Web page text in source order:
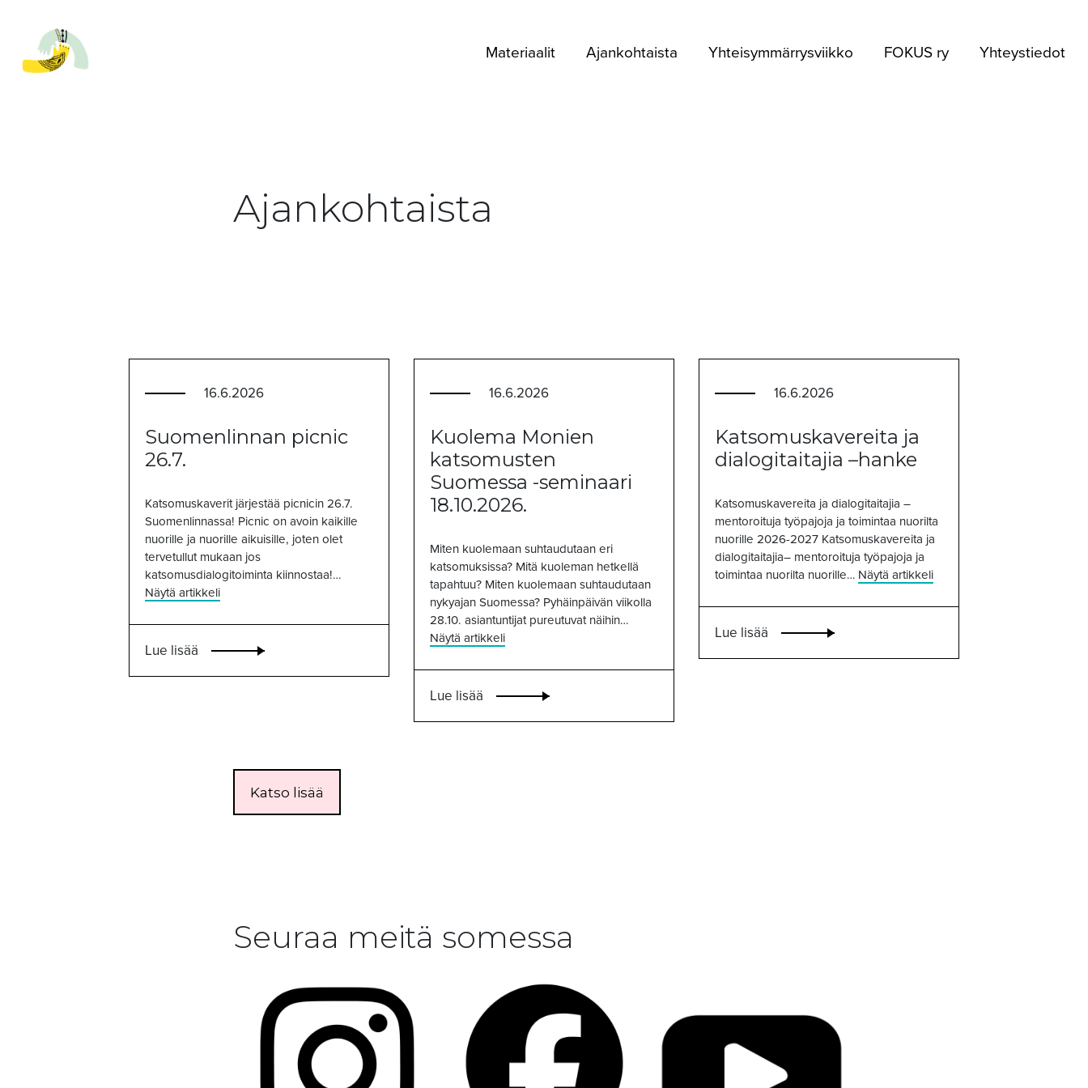
Materiaalit Ajankohtaista Yhteisymmärrysviikko FOKUS ry Yhteystiedot
Ajankohtaista
16.6.2026
Suomenlinnan picnic
26.7.
Katsomuskaverit järjestää picnicin 26.7.
Suomenlinnassa! Picnic on avoin kaikille
nuorille ja nuorille aikuisille, joten olet
tervetullut mukaan jos
katsomusdialogitoiminta kiinnostaa!…
Näytä artikkeli
Lue lisää
16.6.2026
Kuolema Monien
katsomusten
Suomessa -seminaari
18.10.2026.
Miten kuolemaan suhtaudutaan eri
katsomuksissa? Mitä kuoleman hetkellä
tapahtuu? Miten kuolemaan suhtaudutaan
nykyajan Suomessa? Pyhäinpäivän viikolla
28.10. asiantuntijat pureutuvat näihin…
Näytä artikkeli
Lue lisää
16.6.2026
Katsomuskavereita ja
dialogitaitajia –hanke
Katsomuskavereita ja dialogitaitajia –
mentoroituja työpajoja ja toimintaa nuorilta
nuorille 2026-2027 Katsomuskavereita ja
dialogitaitajia– mentoroituja työpajoja ja
toimintaa nuorilta nuorille… Näytä artikkeli
Lue lisää
Katso lisää
Seuraa meitä somessa